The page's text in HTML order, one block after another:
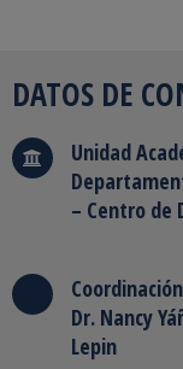
DATOS DE
Unidad
– Centro de
Dr. Nancy
Lepin